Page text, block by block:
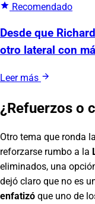
Recomendado
Desde que
otro lateral con
Leer más
¿Refuerzos o
Otro tema que ronda
reforzarse rumbo a la
eliminados, una
dejó claro que no es
enfatizó que uno de